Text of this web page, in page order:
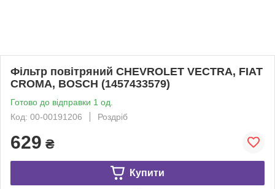
Фільтр повітряний CHEVROLET VECTRA, FIAT
CROMA, BOSCH (1457433579)
Готово до відправки 1 од.
Код: 00-00191206
Роздріб
629 ₴
Купити